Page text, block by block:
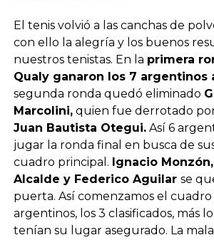
El tenis volvió a las canchas de
con ello la alegría y los buenos
nuestros tenistas. En la primera
Qualy ganaron los 7 argentinos
segunda ronda quedó eliminado
Marcolini,quien fue derrotado
Juan Bautista Otegui.Así 6
jugar la ronda final en busca de sus
cuadro principal. Ignacio
Alcalde y Federico Aguilar se
puerta. Así comenzamos el
argentinos, los 3 clasificados, más
tenían su lugar asegurado. La